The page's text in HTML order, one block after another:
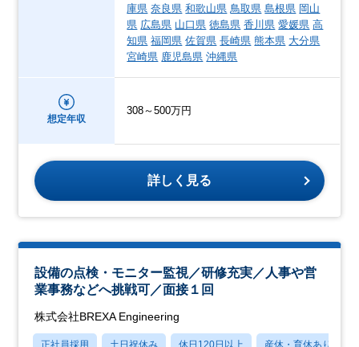
庫県 奈良県 和歌山県 鳥取県 島根県 岡山
県 広島県 山口県 徳島県 香川県 愛媛県 高
知県 福岡県 佐賀県 長崎県 熊本県 大分県
宮崎県 鹿児島県 沖縄県
想定年収
308～500万円
詳しく見る
設備の点検・モニター監視／研修充実／人事や営
業事務などへ挑戦可／面接１回
株式会社BREXA Engineering
正社員採用 土日祝休み 休日120日以上 産休・育休あり